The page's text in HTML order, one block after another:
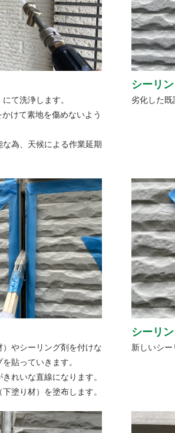
て洗浄します。
けて素地を傷めないよう
為、天候による作業延期
シーリ
劣化した既
やシーリング剤を付けな
貼っていきます。
れいな直線になります。
塗り材）を塗布します。
シーリ
新しいシ